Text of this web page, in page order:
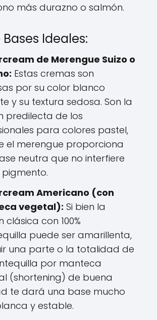
más durazno o salmón.
Ideales:
de Merengue Suizo o
Estas cremas son
por su color blanco
y su textura sedosa. Son la
predilecta de los
para colores pastel,
el merengue proporciona
neutra que no interfiere
Americano (con
vegetal): Si bien la
clásica con 100%
puede ser amarillenta,
una parte o la totalidad de
por manteca
(shortening) de buena
te dará una base mucho
y estable.